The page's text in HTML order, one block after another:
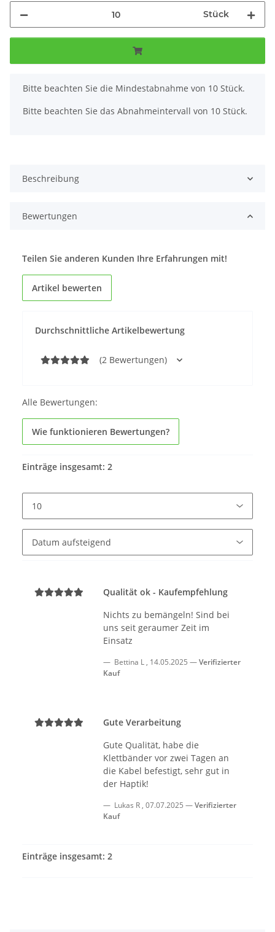
Stück
x
Bitte beachten Sie die Mindestabnahme von 10 Stück.
Bitte beachten Sie das Abnahmeintervall von 10 Stück.
Beschreibung
Bewertungen
Durchschnittliche Artikelbewertung
(2 Bewertungen)
Teilen Sie anderen Kunden Ihre Erfahrungen mit!
Artikel bewerten
Alle Bewertungen:
Wie funktionieren Bewertungen?
Einträge insgesamt: 2
Qualität ok - Kaufempfehlung
Nichts zu bemängeln! Sind bei
uns seit geraumer Zeit im
Einsatz
Bettina L , 14.05.2025
Verifizierter
Kauf
Gute Verarbeitung
Gute Qualität, habe die
Klettbänder vor zwei Tagen an
die Kabel befestigt, sehr gut in
der Haptik!
Lukas R , 07.07.2025
Verifizierter
Kauf
Einträge insgesamt: 2